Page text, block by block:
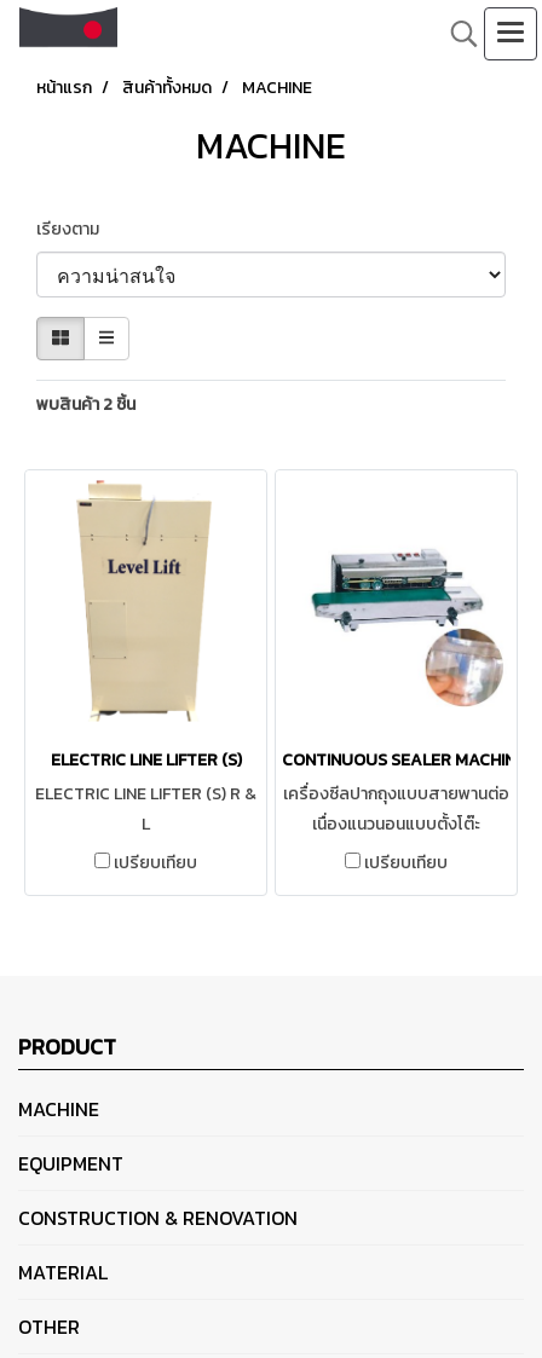
หน้าแรก สินค้าทั้งหมด MACHINE
MACHINE
เรียงตาม
พบสินค้า 2 ชิ้น
ELECTRIC LINE LIFTER (S)
ELECTRIC LINE LIFTER (S) R &
L
เปรียบเทียบ
CONTINUOUS SEALER MACHINE
เครื่องซีลปากถุงแบบสายพานต่อ
เนื่องแนวนอนแบบตั้งโต๊ะ
เปรียบเทียบ
PRODUCT
MACHINE
EQUIPMENT
CONSTRUCTION & RENOVATION
MATERIAL
OTHER